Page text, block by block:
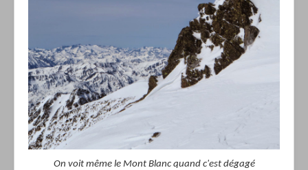
On voit même le Mont Blanc quand c'est dégagé